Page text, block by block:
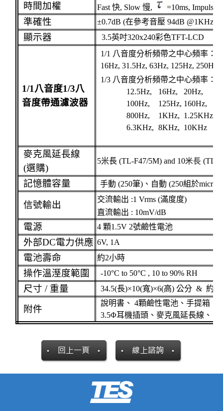
時間加權 Fast 快, Slow 慢, =10ms, Impulse
準確性 ±0.7dB (在參考音壓 94dB @1KHz)
顯示器 3.5英吋320x240彩色TFT-LCD
1/1 八音度1/3八
音度帶通濾波器
1/1 八音度分析頻帶之中心頻率：
16Hz, 31.5Hz, 63Hz, 125Hz,
1/3 八音度分析頻帶之中心頻率：
12.5Hz,
16Hz, 20Hz,
100Hz,
125Hz, 160Hz,
800Hz,
1KHz, 1.25KHz,
6.3KHz, 8KHz, 10KHz
麥克風延長線
(選購)
5米長(TL-F47/5M) and 10米長(TL-
記憶體容量 手動 (250筆)、自動 (250組於micro
信號輸出
交流輸出 :1 Vrms (滿度度)
直流輸出 : 10mV/dB
電源 4 顆1.5V 2號鹼性電池
外部DC電力供應 6V, 1A
電池壽命 約2小時
操作溫溼度範圍 -10°C to 50°C , 10 to 90% RH
尺寸 / 重量 34.5(長)×10(寬)×6(高)公分 & 約
附件
說明書、 4顆鹼性電池、手提箱、
3.5Φ耳機插頭、麥克風延長線、